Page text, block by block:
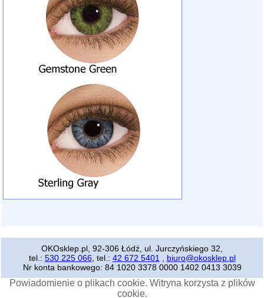
OKOsklep.pl, 92-306 Łódź, ul. Jurczyńskiego 32,
tel.: 530 225 066 , tel.: 42 672 5401
biuro@okosklep.pl
Nr konta bankowego: 84 1020 3378 0000 1402 0413 3039
Powiadomienie o plikach cookie. Witryna korzysta z plików
cookie.